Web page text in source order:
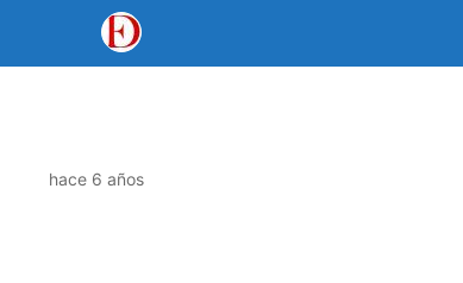
hace 6 años